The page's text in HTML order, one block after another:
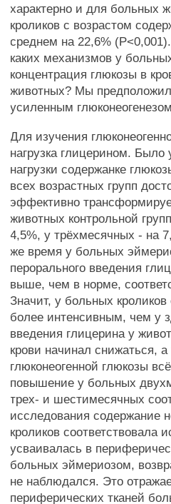
характерно и для больных
кроликов с возрастом
среднем на 22,6%
каких механизмов у
концентрация глюкозы в
животных? Мы
усиленным
Для изучения
нагрузка глицерином. Было
нагрузки содержанке
всех возрастных групп
эффективно
животных контрольной
4,5%, у трёхмесячных - на
же время у больных
перорального введения
выше, чем в норме,
Значит, у больных
более интенсивным, чем у
введения глицерина у
крови начинал снижаться,
глюконеогенной глюкозы
повышение у больных
трех- и шестимесячных
исследования содержание
кроликов соответствовала
усваивалась в
больных эймериозом,
не наблюдался. Это
периферических тканей